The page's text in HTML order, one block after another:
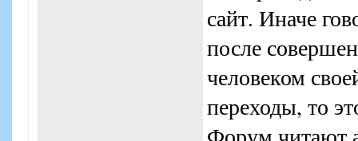
сайт. Иначе
после
человеком
переходы, то